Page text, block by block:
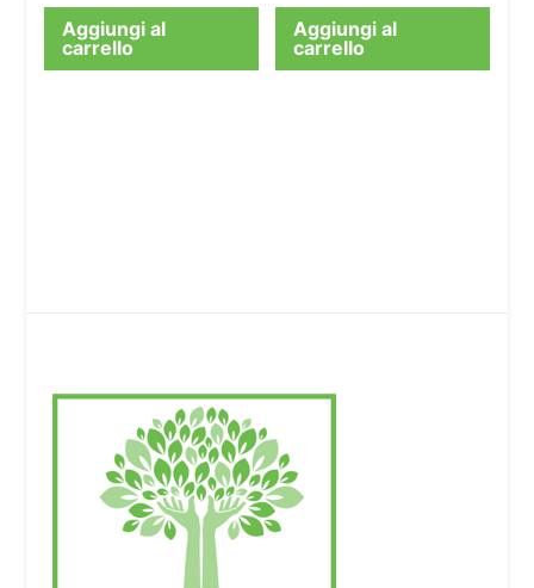
Aggiungi al
carrello
Aggiungi al
carrello